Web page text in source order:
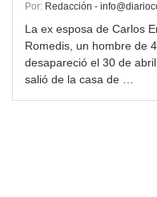
Por: Redacción -
La ex esposa de Carlos
Romedis, un hombre de
desapareció el 30 de
salió de la casa de …